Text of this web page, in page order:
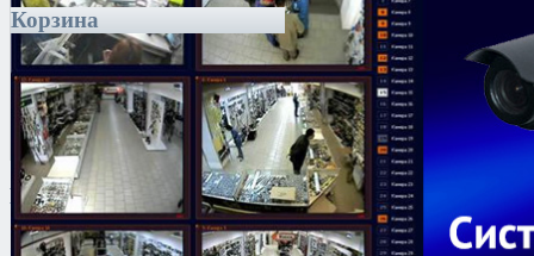
Корзина
Каталог
Антитеррористическое